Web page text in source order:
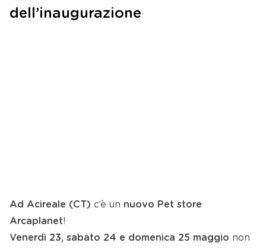
dell’inaugurazione
Ad Acireale (CT) c’è un nuovo Pet store
Arcaplanet!
Venerdì 23, sabato 24 e domenica 25 maggio non